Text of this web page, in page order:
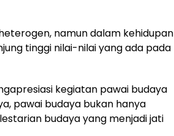
namun dalam kehidupan
tinggi nilai-nilai yang ada pada
kegiatan pawai budaya
pawai budaya bukan hanya
budaya yang menjadi jati